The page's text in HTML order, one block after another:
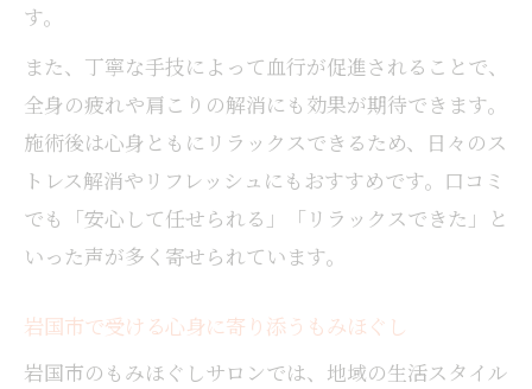
す。
また、丁寧な手技によって血行が促進されることで、
全身の疲れや肩こりの解消にも効果が期待できます。
施術後は心身ともにリラックスできるため、日々のス
トレス解消やリフレッシュにもおすすめです。口コミ
でも「安心して任せられる」「リラックスできた」と
いった声が多く寄せられています。
岩国市で受ける心身に寄り添うもみほぐし
岩国市のもみほぐしサロンでは、地域の生活スタイル